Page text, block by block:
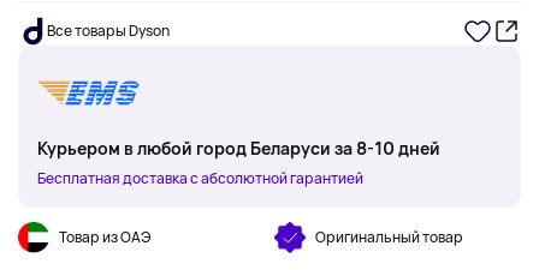
Все товары Dyson
Курьером в любой город Беларуси за 8-10 дней
Бесплатная доставка с абсолютной гарантией
Товар из ОАЭ Оригинальный товар